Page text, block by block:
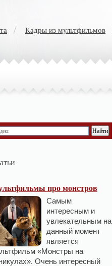
Кадры из мультфильмов
про монстров
Самым
интересным и
увлекательным на
данный момент
является
«Монстры на
Очень интересный